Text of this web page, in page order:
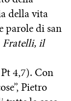
della vita
parole di san
Fratelli, il
4,7). Con
Pietro